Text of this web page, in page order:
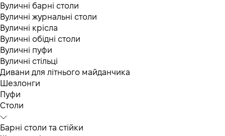
Вуличні барні столи
Вуличні журнальні столи
Вуличні крісла
Вуличні обідні столи
Вуличні пуфи
Вуличні стільці
Дивани для літнього майданчика
Шезлонги
Пуфи
Столи
Барні столи та стійки